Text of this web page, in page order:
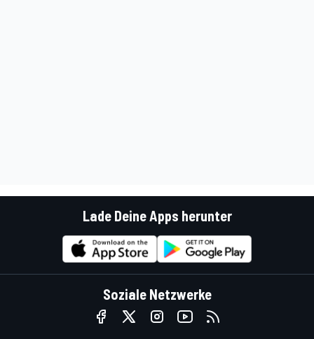
Lade Deine Apps herunter
Soziale Netzwerke